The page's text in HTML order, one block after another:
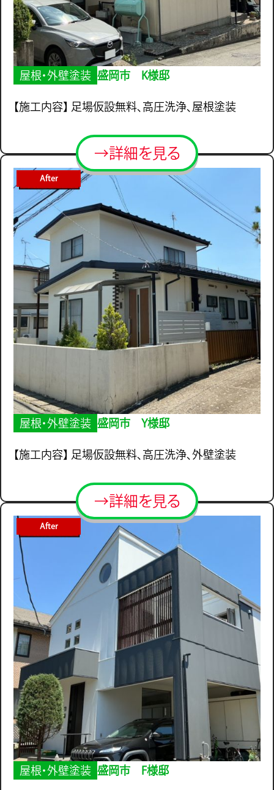
屋根・外壁塗装 盛岡市 K様邸
【施工内容】 足場仮設無料、高圧洗浄、屋根塗装
→詳細を見る
After
屋根・外壁塗装 盛岡市 Y様邸
【施工内容】 足場仮設無料、高圧洗浄、外壁塗装
→詳細を見る
After
屋根・外壁塗装 盛岡市 F様邸